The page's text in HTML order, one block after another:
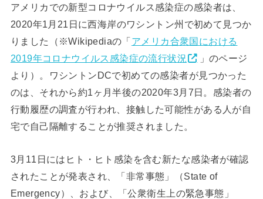
アメリカでの新型コロナウイルス感染症の感染者は、
2020年1月21日に西海岸のワシントン州で初めて見つか
りました（※Wikipediaの「 アメリカ合衆国における
2019年コロナウイルス感染症の流行状況
」のページ
より）。ワシントンDCで初めての感染者が見つかった
のは、それから約1ヶ月半後の2020年3月7日。感染者の
行動履歴の調査が行われ、接触した可能性がある人が自
宅で自己隔離することが推奨されました。
3月11日にはヒト・ヒト感染を含む新たな感染者が確認
されたことが発表され、「非常事態」（State of
Emergency）、および、「公衆衛生上の緊急事態」